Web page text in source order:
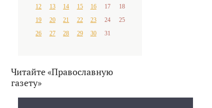
12
13 14 15 16 17
18
19
20 21 22 23 24
25
26
27 28 29 30 31
Читайте «Православную
газету»